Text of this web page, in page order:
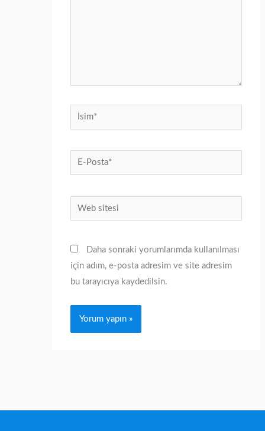
İsim*
E-
Posta*
Web
sitesi
Daha sonraki yorumlarımda kullanılması
için adım, e-posta adresim ve site adresim
bu tarayıcıya kaydedilsin.